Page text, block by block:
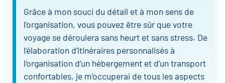
Grâce à mon souci du détail et à mon sens de
l’organisation, vous pouvez être sûr que votre
voyage se déroulera sans heurt et sans stress. De
l’élaboration d’itinéraires personnalisés à
l’organisation d’un hébergement et d’un transport
confortables, je m’occuperai de tous les aspects